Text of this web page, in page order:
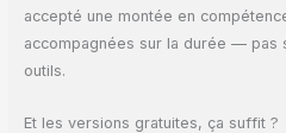
accepté une montée en
accompagnées sur la durée — pas
outils.
Et les versions gratuites, ça suffit ?